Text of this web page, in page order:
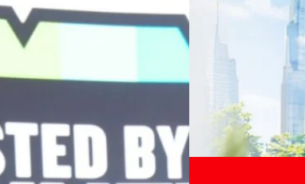
Now You See
Benedict
Doctor Strange
Energy สร้างฐาน
พร้อมจ่ายปันผล 0.10
งานแข็งแกร่ง กำไรสุทธิ
วงเดียวกันของปีก่อน สูงกว่าการ
บาทต่อหุ้น โดยกำหนดวันที่
นที่
เนื่องในโอกาสครบรอ
เปลี่ยนมุมมองเกี่ยวกั
ประยุกต์ใช้ได้จริง จา
ประเทศไทยควรปรับตั
ทั้งในมิติของภาครัฐ ภ
เศรษฐกิจ ปรับห่วงโซ่
โดย ศาสตราจารย์ ดร
วิทยาศาสตร์ วิจัยและ
สามารถนำ Green
รัตนาภรณ์ ศรีนวลจันทร์
Read More